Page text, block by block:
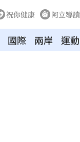
祝你健康 阿立導讀
國際 兩岸 運動